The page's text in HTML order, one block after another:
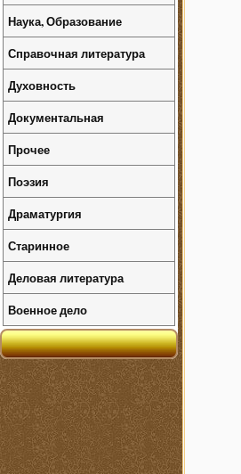
Наука, Образование
Справочная литература
Духовность
Документальная
Прочее
Поэзия
Драматургия
Старинное
Деловая литература
Военное дело